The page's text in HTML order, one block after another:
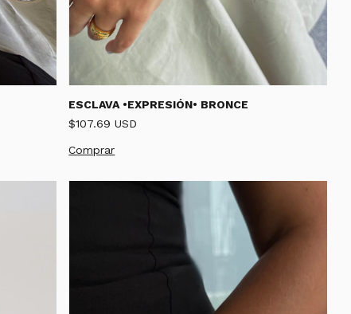
ESCLAVA •EXPRESIÓN• BRONCE
$107.69 USD
Comprar